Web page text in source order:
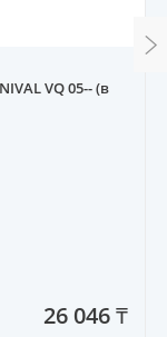
VQ 05-- (в
26 046 ₸